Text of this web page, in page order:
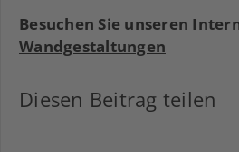
Besuchen Sie unseren
Wandgestaltungen
Diesen Beitrag teilen